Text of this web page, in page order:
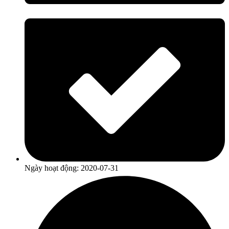
Ngày hoạt động: 2020-07-31